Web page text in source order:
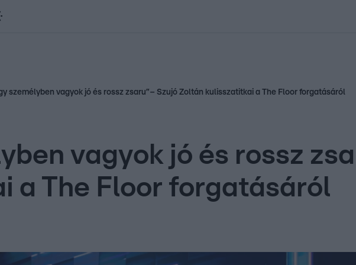
Wanted
személyben vagyok jó és rossz zsaru”– Szujó Zoltán kulisszatitkai a The Floor forgatásáról
vagyok jó és rossz
a The Floor forgatásáról